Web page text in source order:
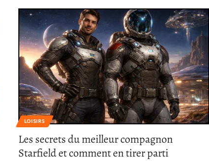
LOISIRS
Les secrets du meilleur compagnon
Starfield et comment en tirer parti